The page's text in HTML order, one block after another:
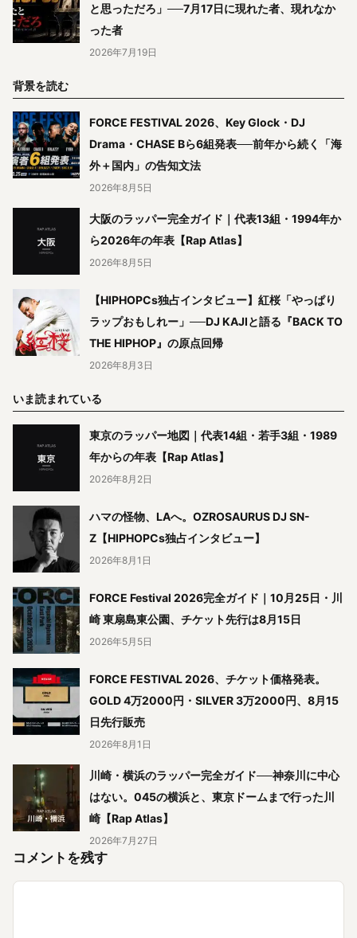
と思っただろ」──7月17日に現れた者、現れなか
った者
2026年7月19日
背景を読む
FORCE FESTIVAL 2026、Key Glock・DJ
Drama・CHASE Bら6組発表──前年から続く「海
外＋国内」の告知文法
2026年8月5日
大阪のラッパー完全ガイド｜代表13組・1994年か
ら2026年の年表【Rap Atlas】
2026年8月5日
【HIPHOPCs独占インタビュー】紅桜「やっぱり
ラップおもしれー」──DJ KAJIと語る『BACK TO
THE HIPHOP』の原点回帰
2026年8月3日
いま読まれている
東京のラッパー地図｜代表14組・若手3組・1989
年からの年表【Rap Atlas】
2026年8月2日
ハマの怪物、LAへ。OZROSAURUS DJ SN-
Z【HIPHOPCs独占インタビュー】
2026年8月1日
FORCE Festival 2026完全ガイド｜10月25日・川
崎 東扇島東公園、チケット先行は8月15日
2026年5月5日
FORCE FESTIVAL 2026、チケット価格発表。
GOLD 4万2000円・SILVER 3万2000円、8月15
日先行販売
2026年8月1日
川崎・横浜のラッパー完全ガイド──神奈川に中心
はない。045の横浜と、東京ドームまで行った川
崎【Rap Atlas】
2026年7月27日
コメントを残す